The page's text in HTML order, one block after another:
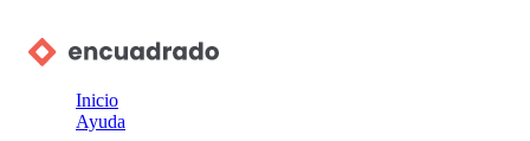
Inicio
Ayuda